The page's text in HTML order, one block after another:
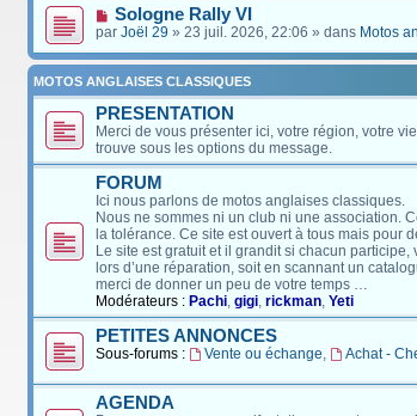
Sologne Rally VI
par Joël 29 » 23 juil. 2026, 22:06 » dans Motos
MOTOS ANGLAISES CLASSIQUES
PRESENTATION
Merci de vous présenter ici, votre région, votre
trouve sous les options du message.
FORUM
Ici nous parlons de motos anglaises classiques.
Nous ne sommes ni un club ni une association.
la tolérance. Ce site est ouvert à tous mais pour
Le site est gratuit et il grandit si chacun
lors d’une réparation, soit en scannant un
merci de donner un peu de votre temps …
Modérateurs : Pachi, gigi, rickman, Yeti
PETITES ANNONCES
Sous-forums : Vente ou échange, Achat -
AGENDA